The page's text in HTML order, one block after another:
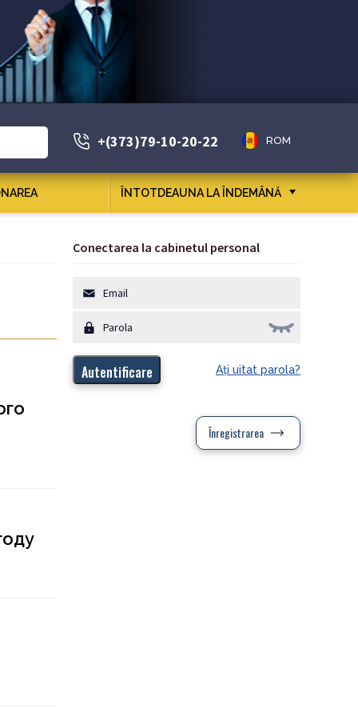
+(373)79-10-20-22 ROM
ÎNTOTDEAUNA LA ÎNDEMÂNĂ
Conectarea la cabinetul personal
Aţi uitat parola?
Înregistrarea